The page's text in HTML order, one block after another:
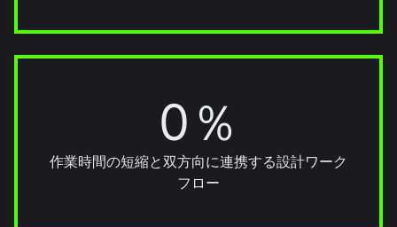
0％
作業時間の短縮と双方向に連携する設計ワーク
フロー